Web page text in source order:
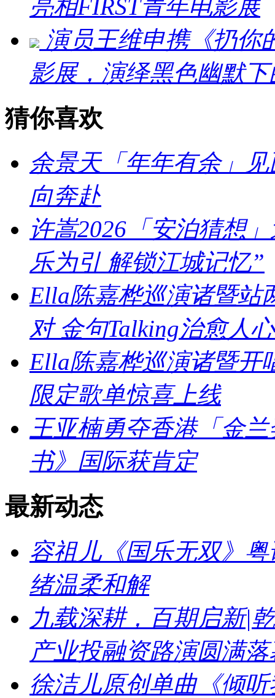
亮相FIRST青年电影展
演员王维申携《扔你
影展，演绎黑色幽默
猜你喜欢
余景天「年年有余」
向奔赴
许嵩2026「安泊猜想
乐为引 解锁江城记忆”
Ella陈嘉桦巡演诸暨站
对 金句Talking治愈人心
Ella陈嘉桦巡演诸暨开
限定歌单惊喜上线
王亚楠勇夺香港「金
书》国际获肯定
最新动态
容祖儿《国乐无双》
绪温柔和解
九载深耕，百期启新|
产业投融资路演圆满落
徐洁儿原创单曲《倾